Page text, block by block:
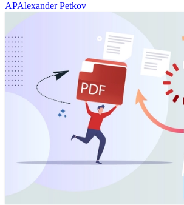
APAlexander Petkov